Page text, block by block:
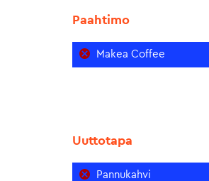
Paahtimo
Makea Coffee
Uuttotapa
Pannukahvi